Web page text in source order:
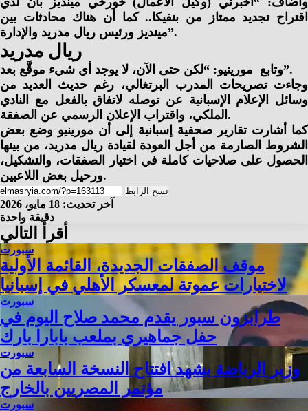
اقتراح تجديد ممتاز من بنفيكا.. كما أن هناك محادثات بين
مينديز ورئيس ريال مدريد والإدارة”.
ريال مدريد
وتابع مورينيو: “لكن حتى الآن، لا يوجد أي شيء موقَّع بعد”.
وجاءت تصريحات المدرب البرتغالي، رغم حديث العديد من
وسائل الإعلام الإسبانية عن توصله لاتفاق بالفعل مع النادي
الملكي، واقتراب الإعلان الرسمي عن الصفقة.
كما أشارت تقارير صحفية إسبانية إلى أن مورينيو وضع بعض
الشروط الصارمة من أجل العودة لقيادة ريال مدريد، من بينها
الحصول على صلاحيات كاملة في اختيار الصفقات، والتشكيل،
ورحيل بعض اللاعبين.
نسخ الرابط
آخر تحديث: 18 مايو، 2026
دقيقة واحدة
أقرأ التالي
سبورت
موقف الصفقات الجديدة، القائمة الأولية
لاختيارات عموتة لمعسكر الأهلي في إسبانيا
سبورت
طرابزون سبور يقدم محمد صلاح اليوم في
حفل جماهيري بملعب بابارا بارك
سبورت
وزير الرياضة يشهد افتتاح النسخة السابعة من
مؤتمر المصريين بالخارج
سبورت